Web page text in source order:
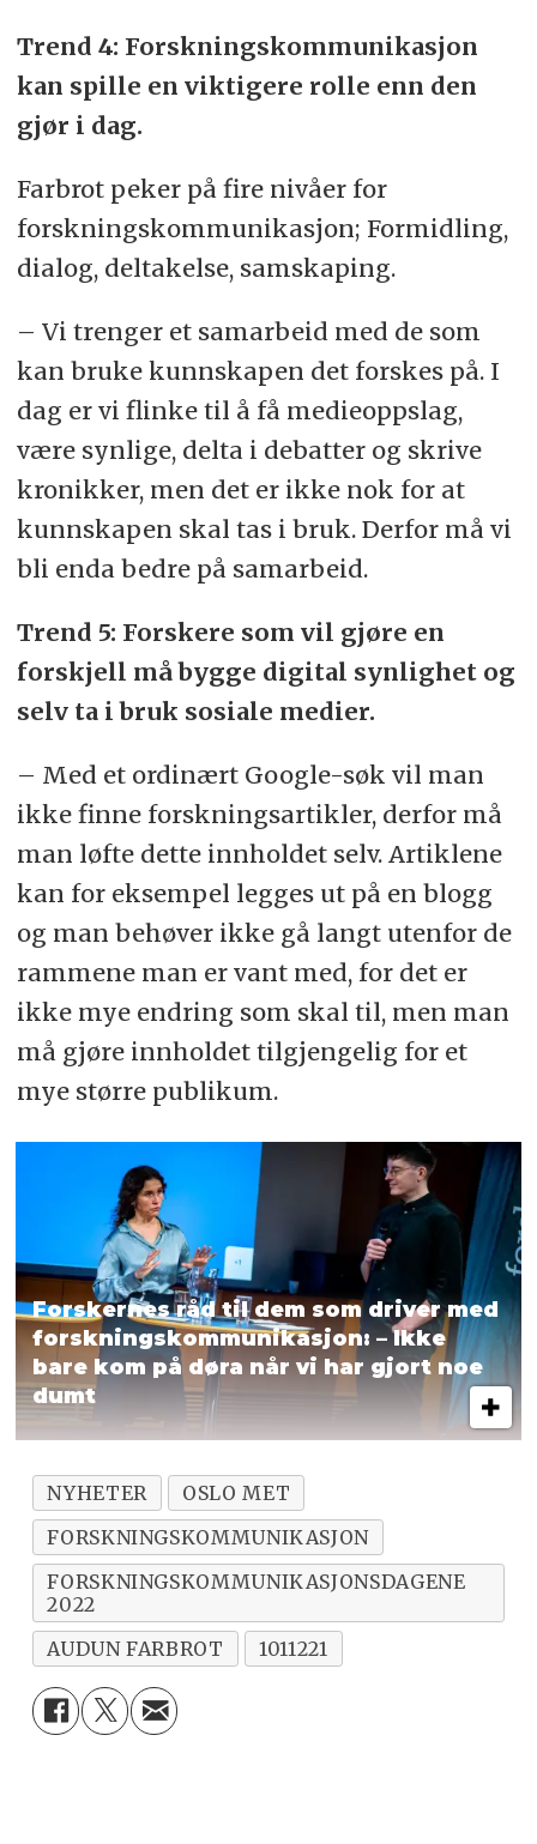
Trend 4: Forskningskommunikasjon
kan spille en viktigere rolle enn den
gjør i dag.
Farbrot peker på fire nivåer for
forskningskommunikasjon; Formidling,
dialog, deltakelse, samskaping.
– Vi trenger et samarbeid med de som
kan bruke kunnskapen det forskes på. I
dag er vi flinke til å få medieoppslag,
være synlige, delta i debatter og skrive
kronikker, men det er ikke nok for at
kunnskapen skal tas i bruk. Derfor må vi
bli enda bedre på samarbeid.
Trend 5: Forskere som vil gjøre en
forskjell må bygge digital synlighet og
selv ta i bruk sosiale medier.
– Med et ordinært Google-søk vil man
ikke finne forskningsartikler, derfor må
man løfte dette innholdet selv. Artiklene
kan for eksempel legges ut på en blogg
og man behøver ikke gå langt utenfor de
rammene man er vant med, for det er
ikke mye endring som skal til, men man
må gjøre innholdet tilgjengelig for et
mye større publikum.
Forskernes råd til dem som driver med
forsknings­kommunikasjon: – Ikke
bare kom på døra når vi har gjort noe
dumt
NYHETER
OSLO MET
FORSKNINGS­KOMMUNIKASJON
FORSKNINGSKOMMUNIKASJONSDAGENE
2022
AUDUN FARBROT
1011221